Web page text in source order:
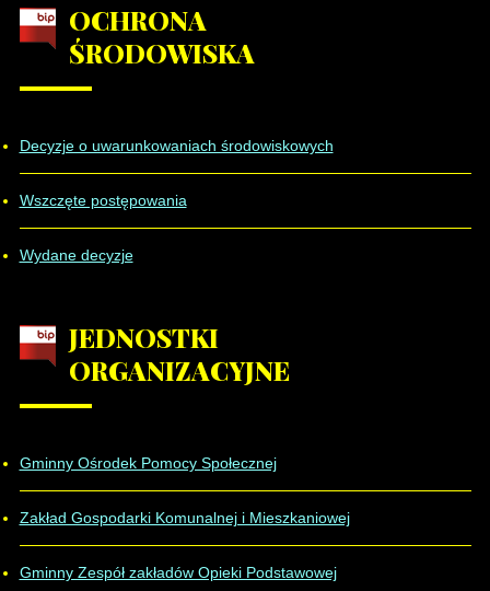
OCHRONA
ŚRODOWISKA
Decyzje o uwarunkowaniach środowiskowych
Wszczęte postępowania
Wydane decyzje
JEDNOSTKI
ORGANIZACYJNE
Gminny Ośrodek Pomocy Społecznej
Zakład Gospodarki Komunalnej i Mieszkaniowej
Gminny Zespół zakładów Opieki Podstawowej